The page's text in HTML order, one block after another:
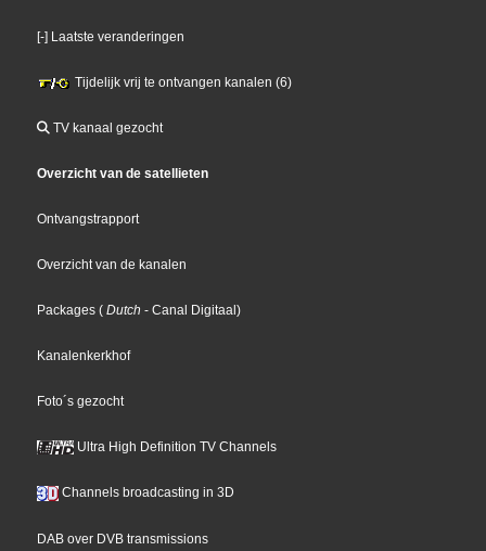
[-] Laatste veranderingen
Tijdelijk vrij te ontvangen kanalen (6)
TV kanaal gezocht
Overzicht van de satellieten
Ontvangstrapport
Overzicht van de kanalen
Packages ( Dutch - Canal Digitaal)
Kanalenkerkhof
Foto´s gezocht
Ultra High Definition TV Channels
Channels broadcasting in 3D
DAB over DVB transmissions